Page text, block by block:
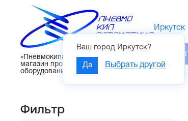
«Пневмокипавтоматика» – интернет-
магазин промышленного
оборудования
Иркутск
Ваш город Иркутск?
Да Выбрать другой
Фильтр